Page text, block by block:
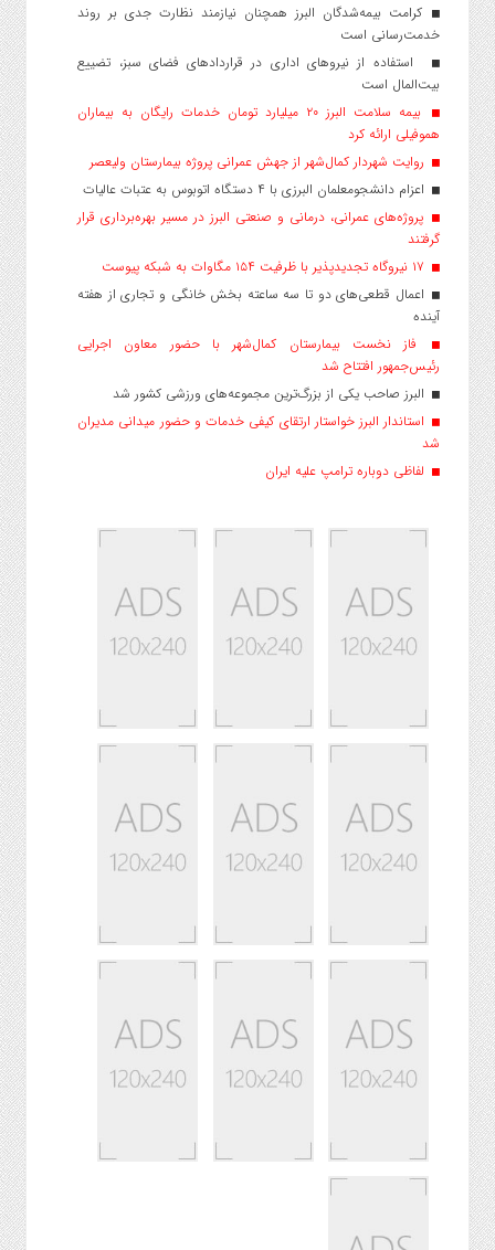
کرامت بیمه‌شدگان البرز همچنان نیازمند نظارت جدی بر روند
خدمت‌رسانی است
استفاده از نیروهای اداری در قراردادهای فضای سبز، تضییع
بیت‌المال است
بیمه سلامت البرز ۲۰ میلیارد تومان خدمات رایگان به بیماران
هموفیلی ارائه کرد
روایت شهردار کمال‌شهر از جهش عمرانی پروژه بیمارستان ولیعصر
اعزام دانشجو‌معلمان البرزی با ۴ دستگاه اتوبوس به عتبات عالیات
پروژه‌های عمرانی، درمانی و صنعتی البرز در مسیر بهره‌برداری قرار
گرفتند
اعمال قطعی‌های دو تا سه ساعته بخش خانگی و تجاری از هفته
آینده
فاز نخست بیمارستان کمال‌شهر با حضور معاون اجرایی
رئیس‌جمهور افتتاح شد
البرز صاحب یکی از بزرگ‌ترین مجموعه‌های ورزشی کشور شد
استاندار البرز خواستار ارتقای کیفی خدمات و حضور میدانی مدیران
شد
لفاظی دوباره ترامپ علیه ایران